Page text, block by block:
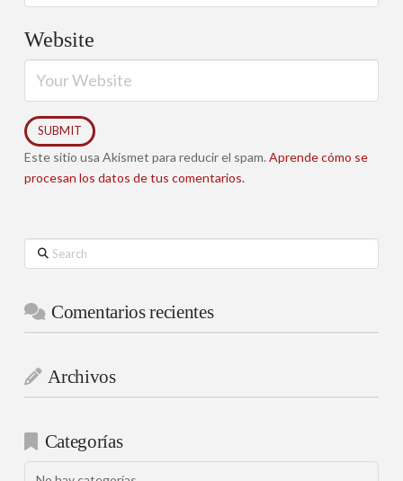
Website
Este sitio usa Akismet para reducir el spam. Aprende cómo se
procesan los datos de tus comentarios.
Search
Comentarios recientes
Archivos
Categorías